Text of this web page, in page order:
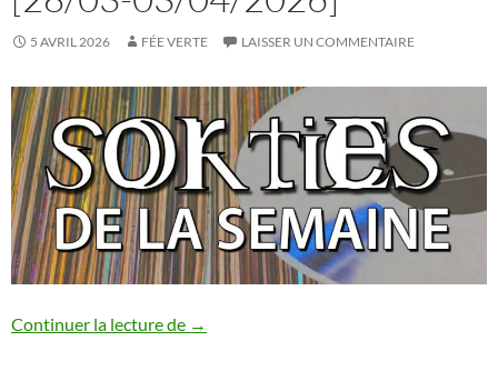
5 AVRIL 2026 FÉE VERTE LAISSER UN COMMENTAIRE
Continuer la lecture de Sorties de la semaine [28/03-03/04/
→